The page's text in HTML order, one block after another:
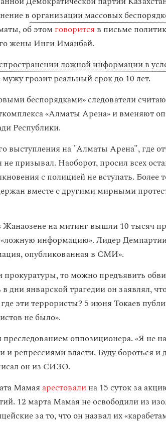
в организации массовых
об этом говорится в письме
жены Инги Иманбай.
ложной информации в
грозит реальный срок до 10 лет.
беспорядками» следователи
«Алматы Арена» и вменяют
Республики.
выступления на "Алматы Арена", где
не призывал. Наоборот, просил всех
с полицией не вступать. Более
вместе с другими мирными
на митинг вышли 10 тысяч
«ложную информацию». Лидер
опубликованная в СМИ».
прокуратуры, то можно предъявить
в дни январской трагедии он заявлял,
эти террористы? 5 июня Токаев
не было».
оппозиционера. «Я не
и репрессиями власти. Буду бороться и
он из СИЗО.
Мамаяарестовалина 15 суток за
12 марта Мамая не освободили из
за то, что он назвал их